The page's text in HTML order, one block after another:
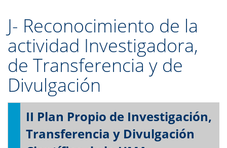
J- Reconocimiento de la
actividad Investigadora,
de Transferencia y de
Divulgación
II Plan Propio de Investigación,
Transferencia y Divulgación